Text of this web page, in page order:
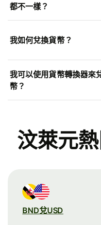
都不一樣？
我如何兌換貨幣？
我可以使用貨幣轉換器來
幣？
汶萊元
BND兌USD